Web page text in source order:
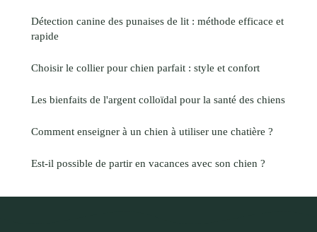
Détection canine des punaises de lit : méthode efficace et
rapide
Choisir le collier pour chien parfait : style et confort
Les bienfaits de l'argent colloïdal pour la santé des chiens
Comment enseigner à un chien à utiliser une chatière ?
Est-il possible de partir en vacances avec son chien ?